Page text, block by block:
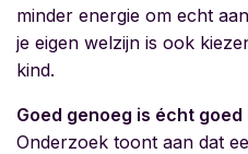
minder energie om echt
je eigen welzijn is ook
kind.
Goed genoeg is écht goed
Onderzoek toont aan dat